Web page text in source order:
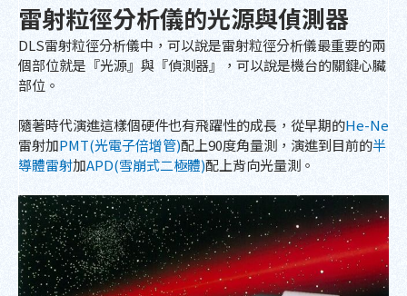
雷射粒徑分析儀的光源與偵測器
DLS雷射粒徑分析儀中，可以說是雷射粒徑分析儀最重要的兩
個部位就是『光源』與『偵測器』，可以說是機台的關鍵心臟
部位。
隨著時代演進這樣個硬件也有飛躍性的成長，從早期的He-Ne
雷射加PMT(光電子倍增管)配上90度角量測，演進到目前的半
導體雷射加APD(雪崩式二極體)配上背向光量測。